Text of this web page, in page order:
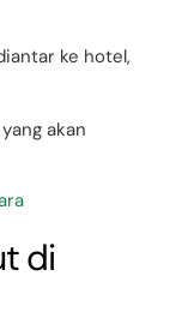
ke hotel,
akan
di